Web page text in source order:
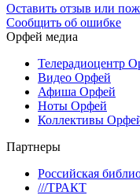
Оставить отзыв или
Сообщить об ошибке
Орфей медиа
Телерадиоцентр
Видео Орфей
Афиша Орфей
Ноты Орфей
Коллективы
Партнеры
Российская
///ТРАКТ